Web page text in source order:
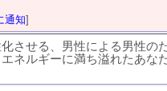
通知]
させる、男性による男性の
ネルギーに満ち溢れたあな